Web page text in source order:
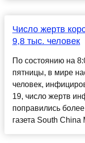
Число жертв
9,8 тыс. человек
По состоянию на
пятницы, в мире
человек,
19, число жертв
поправились
газета South China